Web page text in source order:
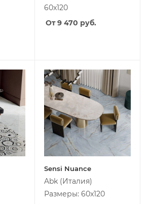
60x120
От 9 470 руб.
Sensi Nuance
Abk (Италия)
Размеры: 60x120